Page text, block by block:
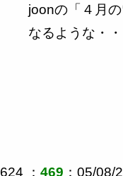
joonの「４月
なるような・・
624 ： 469 ：05/08/